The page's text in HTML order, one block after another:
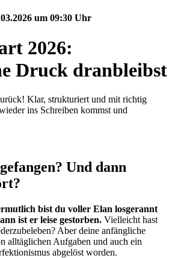
um 09:30 Uhr
2026:
Druck dranbleibst
Klar, strukturiert und mit richtig
ins Schreiben kommst und
Und dann
bist du voller Elan losgerannt
ist er leise gestorben. Vielleicht hast
Aber deine anfängliche
alltäglichen Aufgaben und auch ein
abgelöst worden.